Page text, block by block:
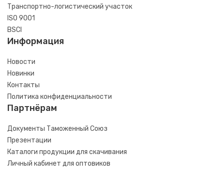
Транспортно-логистический участок
ISO 9001
BSCI
Информация
Новости
Новинки
Контакты
Политика конфиденциальности
Партнёрам
Документы Таможенный Союз
Презентации
Каталоги продукции для скачивания
Личный кабинет для оптовиков